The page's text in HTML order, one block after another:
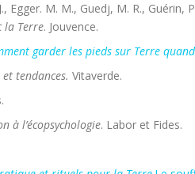
M. M., Guedj, M. R.,
la Terre. Jouvence.
garder les pieds sur Terre
tendances. Vitaverde.
à l’écopsychologie. Labor et Fides.